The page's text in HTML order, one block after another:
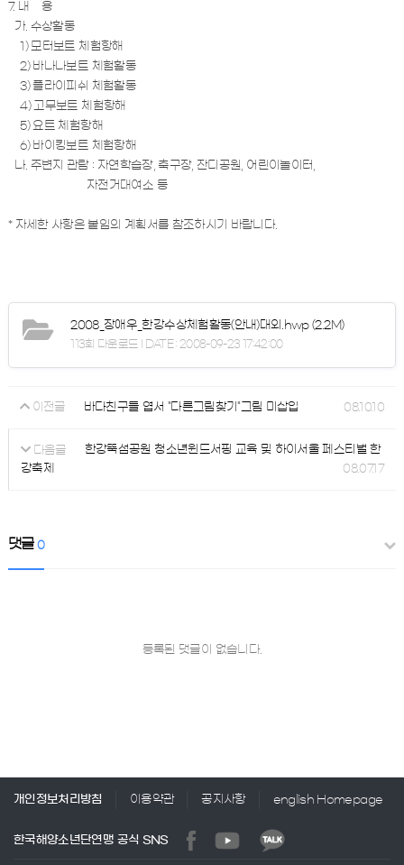
7. 내 용
가. 수상활동
1) 모터보트 체험항해
2) 바나나보트 체험활동
3) 플라이피쉬 체험활동
4) 고무보트 체험항해
5) 요트 체험항해
6) 바이킹보트 체험항해
나. 주변지 관람 : 자연학습장, 축구장, 잔디공원, 어린이놀이터,
자전거대여소 등
* 자세한 사항은 붙임의 계획서를 참조하시기 바랍니다.
2008_장애우_한강수상체험활동(안내)대외.hwp(2.2M)
113회 다운로드 | DATE : 2008-09-23 17:42:00
이전글 바다친구들 엽서 "다른그림찾기"그림 미삽입 08.10.10
다음글
한강뚝섬공원 청소년윈드서핑 교육 및 하이서울 페스티벌 한
강축제
08.07.17
댓글0
등록된 댓글이 없습니다.
개인정보처리방침 이용약관 공지사항 english Homepage
한국해양소년단연맹 공식 SNS